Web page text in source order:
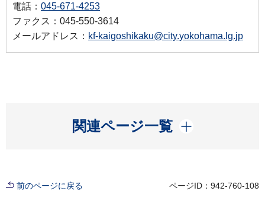
電話： 045-671-4253
ファクス：045-550-3614
メールアドレス： kf-kaigoshikaku@city.yokohama.lg.jp
関連ページ一覧
開く
前のページに戻る ページID：942-760-108